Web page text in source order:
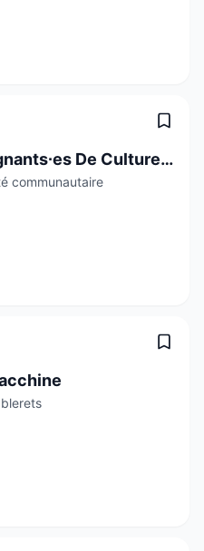
Plusieurs Enseignants∙es De Culture Générale De 60 À 100 %
communautaire